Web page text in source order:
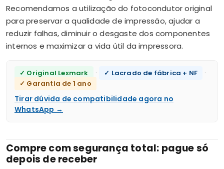
Recomendamos a utilização do fotocondutor original
para preservar a qualidade de impressão, ajudar a
reduzir falhas, diminuir o desgaste dos componentes
internos e maximizar a vida útil da impressora.
✓ Original Lexmark · ✓ Lacrado de fábrica + NF ·
✓ Garantia de 1 ano
Tirar dúvida de compatibilidade agora no
WhatsApp →
Compre com segurança total: pague só
depois de receber